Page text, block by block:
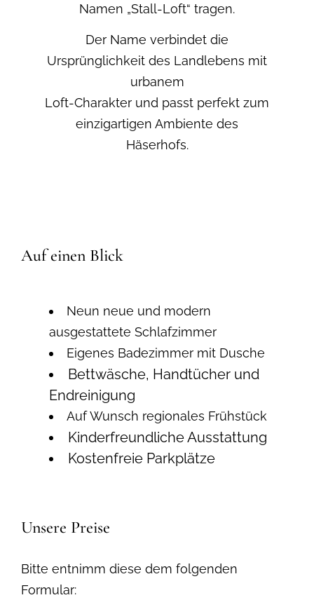
Namen „Stall-Loft“ tragen.
Der Name verbindet die
Ursprünglichkeit des Landlebens mit
urbanem
Loft-Charakter und passt perfekt zum
einzigartigen Ambiente des
Häserhofs.
Auf einen Blick
Neun neue und modern
ausgestattete Schlafzimmer
Eigenes Badezimmer mit Dusche
Bettwäsche, Handtücher und
Endreinigung
Auf Wunsch regionales Frühstück
Kinderfreundliche Ausstattung
Kostenfreie Parkplätze
Unsere Preise
Bitte entnimm diese dem folgenden
Formular: